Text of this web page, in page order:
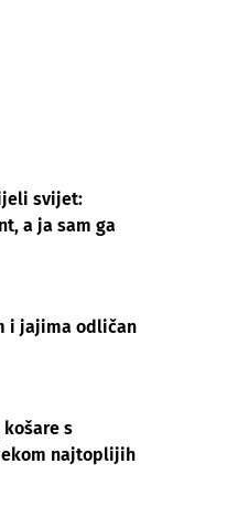
svijet:
a ja sam ga
i jajima odličan
s
najtoplijih